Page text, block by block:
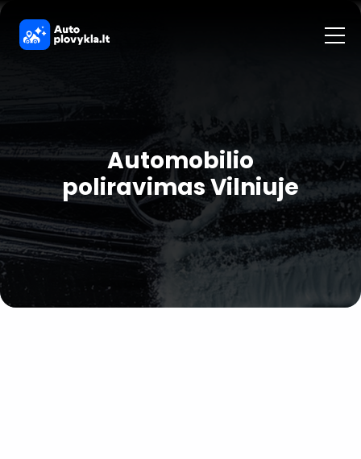
Automobilio
poliravimas Vilniuje